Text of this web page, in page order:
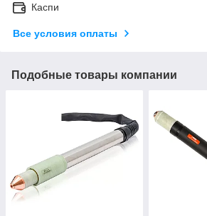
Каспи
Все условия оплаты
Подобные товары компании